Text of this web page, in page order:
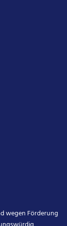
wegen Förderung